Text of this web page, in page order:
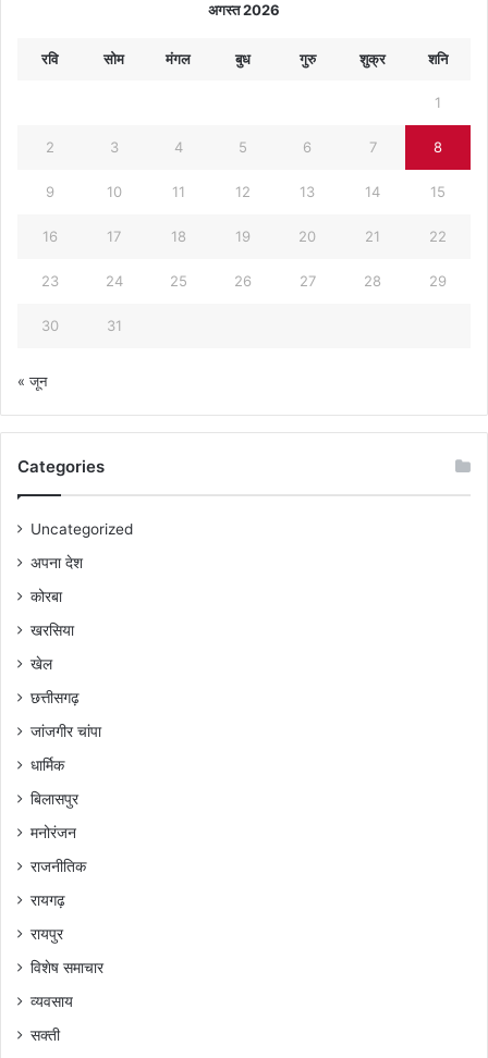
अगस्त 2026
रवि सोम मंगल बुध गुरु शुक्र शनि
1
2 3 4 5 6 7 8
9 10 11 12 13 14 15
16 17 18 19 20 21 22
23 24 25 26 27 28 29
30 31
« जून
Categories
Uncategorized
अपना देश
कोरबा
खरसिया
खेल
छत्तीसगढ़
जांजगीर चांपा
धार्मिक
बिलासपुर
मनोरंजन
राजनीतिक
रायगढ़
रायपुर
विशेष समाचार
व्यवसाय
सक्ती